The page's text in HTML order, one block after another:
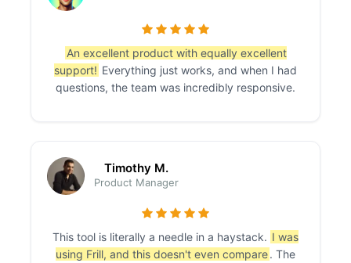
An excellent product with equally excellent
support! Everything just works, and when I had
questions, the team was incredibly responsive.
Timothy M.
Product Manager
This tool is literally a needle in a haystack. I was
using Frill, and this doesn't even compare. The